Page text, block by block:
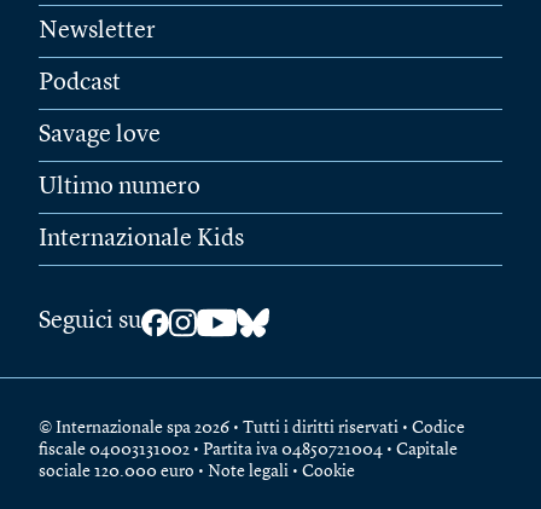
Newsletter
Podcast
Savage love
Ultimo numero
Internazionale Kids
Seguici su
© Internazionale spa 2026 • Tutti i diritti riservati • Codice
fiscale 04003131002 • Partita iva 04850721004 • Capitale
sociale 120.000 euro • Note legali • Cookie